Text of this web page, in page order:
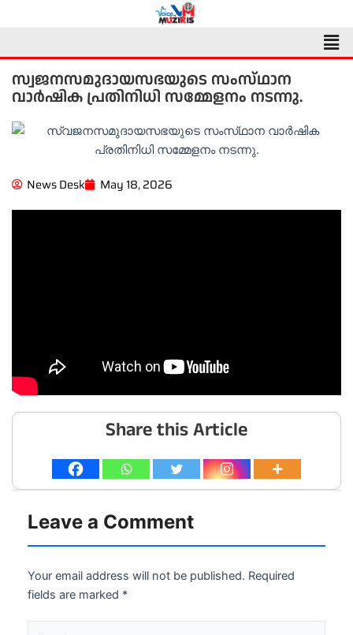
സ്വജനസമുദായസഭയുടെ സംസ്‌ഥാന
വാർഷിക പ്രതിനിധി സമ്മേളനം നടന്നു.
News Desk May 18, 2026
Share this Article
Leave a Comment
Your email address will not be published. Required
fields are marked *